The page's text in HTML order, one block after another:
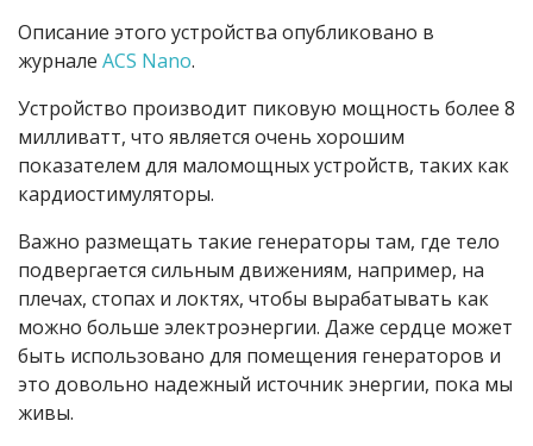
Описание этого устройства опубликовано в
журнале ACS Nano.
Устройство производит пиковую мощность более 8
милливатт, что является очень хорошим
показателем для маломощных устройств, таких как
кардиостимуляторы.
Важно размещать такие генераторы там, где тело
подвергается сильным движениям, например, на
плечах, стопах и локтях, чтобы вырабатывать как
можно больше электроэнергии. Даже сердце может
быть использовано для помещения генераторов и
это довольно надежный источник энергии, пока мы
живы.